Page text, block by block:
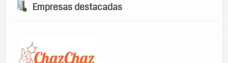
Empresas destacadas